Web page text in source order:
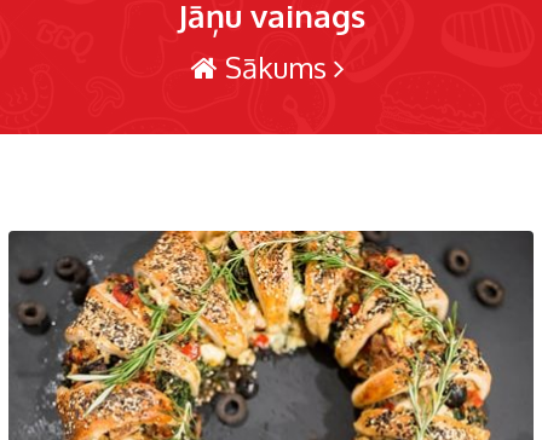
Jāņu vainags
Sākums